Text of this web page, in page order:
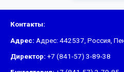
Контакты:
Адрес: Адрес: 442537, Россия,
Директор: +7 (841-57) 3-89-38